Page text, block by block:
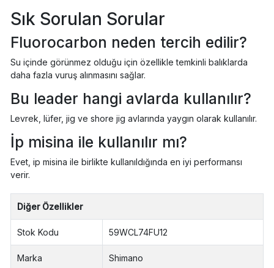
Sık Sorulan Sorular
Fluorocarbon neden tercih edilir?
Su içinde görünmez olduğu için özellikle temkinli balıklarda
daha fazla vuruş alınmasını sağlar.
Bu leader hangi avlarda kullanılır?
Levrek, lüfer, jig ve shore jig avlarında yaygın olarak kullanılır.
İp misina ile kullanılır mı?
Evet, ip misina ile birlikte kullanıldığında en iyi performansı
verir.
Diğer Özellikler
Stok Kodu 59WCL74FU12
Marka Shimano